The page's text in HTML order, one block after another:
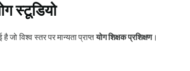
स्टूडियो
जो विश्व स्तर पर मान्यता प्राप्तयोग शिक्षक प्रशिक्षण।